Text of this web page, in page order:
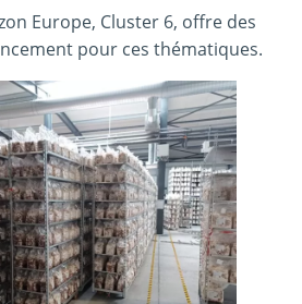
Europe, Cluster 6, offre des
pour ces thématiques.